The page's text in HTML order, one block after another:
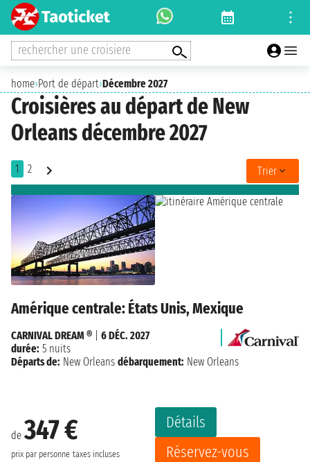
rechercher une croisiere
home›Port de départ›Décembre 2027
Croisières au départ de New
Orleans décembre 2027
1 2 Trier
Amérique centrale: États Unis, Mexique
de347 €
prix par personne taxes incluses
Détails
Réservez-vous
CARNIVAL DREAM ®
6 DÉC. 2027
durée: 5 nuits
Départs de: New Orleans débarquement: New Orleans